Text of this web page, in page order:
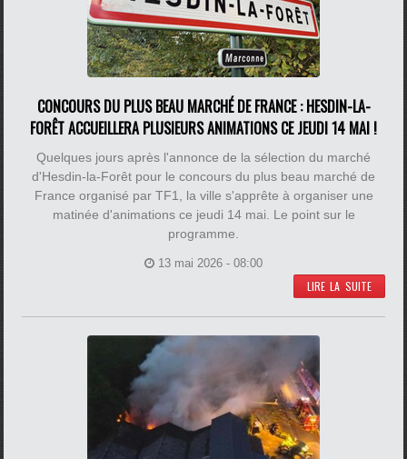
CONCOURS DU PLUS BEAU MARCHÉ DE FRANCE : HESDIN-LA-
FORÊT ACCUEILLERA PLUSIEURS ANIMATIONS CE JEUDI 14 MAI !
Quelques jours après l'annonce de la sélection du marché
d'Hesdin-la-Forêt pour le concours du plus beau marché de
France organisé par TF1, la ville s'apprête à organiser une
matinée d'animations ce jeudi 14 mai. Le point sur le
programme.
13 mai 2026 - 08:00
LIRE LA SUITE